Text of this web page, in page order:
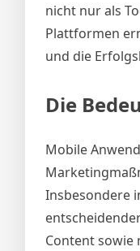
nicht nur als
Plattformen
und die
Die
Mobile
Insbesondere
Content